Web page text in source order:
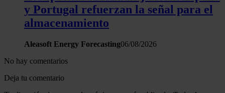
y Portugal refuerzan la señal para el
almacenamiento
Aleasoft Energy Forecasting06/08/2026
No hay comentarios
Deja tu comentario